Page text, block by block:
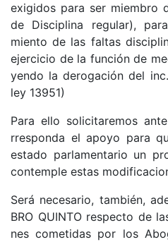
exi­gi­dos pa­ra ser miem­bro
de Dis­ci­pli­na re­gu­la­r),
mien­to de las fal­tas
ejer­ci­cio de la fun­ción de
yen­do la de­ro­ga­ción del
ley 13951)
Pa­ra ello so­li­ci­ta­re­mos
rres­pon­da el apo­yo pa­ra
es­ta­do par­la­men­ta­rio un
con­tem­ple es­tas
Se­rá ne­ce­sa­rio, tam­bién,
BRO QUIN­TO res­pec­to de
nes co­me­ti­das por los